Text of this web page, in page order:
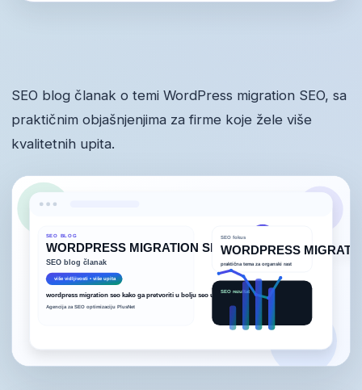
SEO blog članak o temi WordPress migration SEO, sa
praktičnim objašnjenjima za firme koje žele više
kvalitetnih upita.